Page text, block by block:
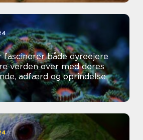
fascinerer både dyreejere
verden over med deres
adfærd og oprindelse